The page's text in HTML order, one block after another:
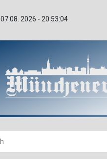
07.08. 2026 - 20:53:06